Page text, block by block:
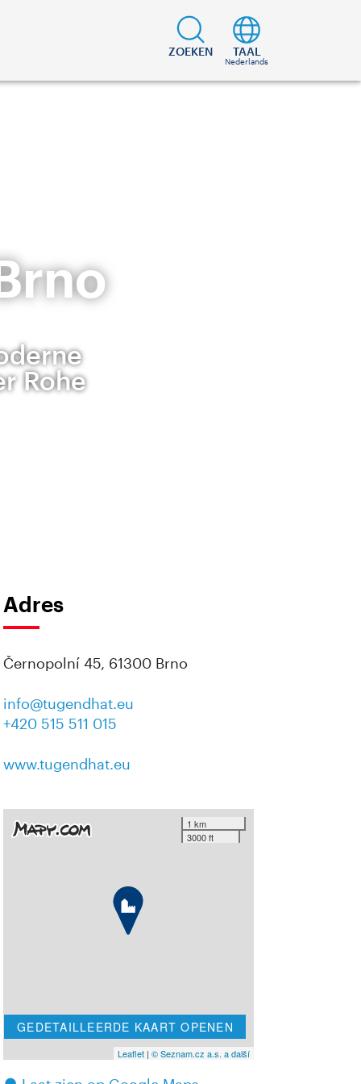
ZOEKEN TAAL
Nederlands
Rohe
Adres
Černopolní 45, 61300 Brno
info@tugendhat.eu
+420 515 511 015
www.tugendhat.eu
1 km
3000 ft
GEDETAILLEERDE KAART OPENEN
Leaflet| © Seznam.cz a.s. a další